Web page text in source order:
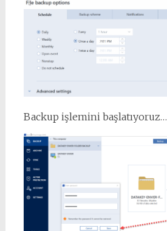
Backup işlemini başlatıyoruz…